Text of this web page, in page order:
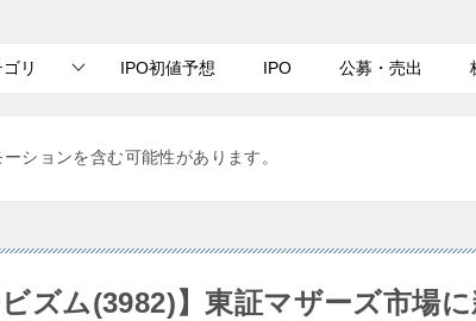
リ IPO初値予想 IPO 公募・売出
ションを含む可能性があります。
ビズム(3982)】東証マザーズ市場